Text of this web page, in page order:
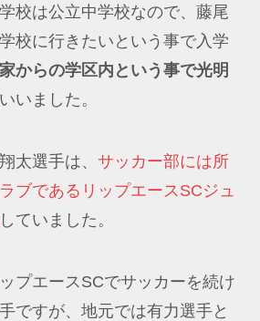
校は公立中学校なので、藤尾
校に行きたいという事で入学
家からの学区内という事で光明
いました。
太選手は、 サッカー部には所
ブであるリップエースSCジュ
していました。
プエースSCでサッカーを続け
ですが、地元では有力選手と